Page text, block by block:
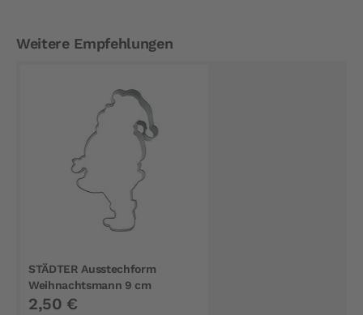
Weitere Empfehlungen
STÄDTER Ausstechform
Weihnachtsmann 9 cm
2,50 €